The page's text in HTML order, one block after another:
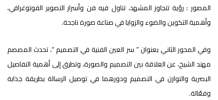
المصور : رؤية تتجاوز المشهد، تناول فيه فن وأسرار التصوير الفوتوغرافي،
وأهمية التكوين والضوء والزوايا في صناعة صورة ناجحة.
وفي المحور الثاني بعنوان ” سر العين الفنية في التصميم “، تحدث المصصم
مهند الشيخ، عن العلاقة بين التصميم والصورة، وتطرق إلى أهمية التفاصيل
البصرية والتوازن في التصميم ودورهما في توصيل الرسالة بطريقة جذابة
وفعّالة.